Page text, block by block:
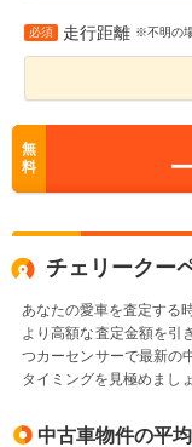
必須 走行距離 ※不明の
無
料
チェリークー
あなたの愛車を査定する
より高額な査定金額を引
つカーセンサーで最新の
タイミングを見極めましょ
中古車物件の平